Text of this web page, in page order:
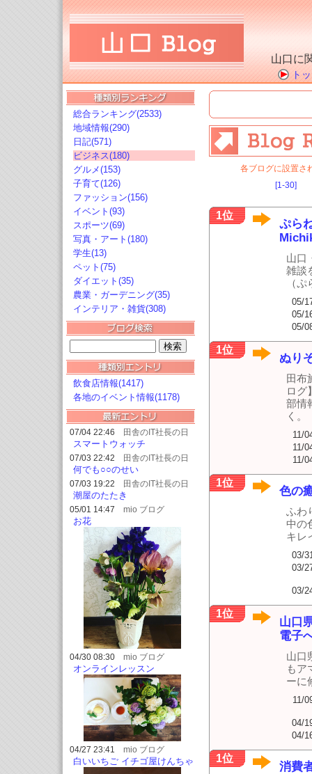
山口に
ト
総合ランキング(2533)
地域情報(290)
日記(571)
ビジネス(180)
グルメ(153)
子育て(126)
ファッション(156)
イベント(93)
スポーツ(69)
写真・アート(180)
学生(13)
ペット(75)
ダイエット(35)
農業・ガーデニング(35)
インテリア・雑貨(308)
飲食店情報(1417)
各地のイベント情報(1178)
07/04 22:46
田舎のIT社長の日
誌
スマートウォッチ
07/03 22:42
田舎のIT社長の日
誌
何でも○○のせい
07/03 19:22
田舎のIT社長の日
誌
潮屋のたたき
05/01 14:47 mio ブログ
お花
04/30 08:30 mio ブログ
オンラインレッスン
04/27 23:41 mio ブログ
白いいちご イチゴ屋けんちゃ
各ブログに設置さ
[1-30]
1位
ぷら
山口
雑談
（
05/
05/
05/
1位
ぬり
田布
ログ
部情
く。
11/
11/
11/
1位
色の
ふわ
中の
キレ
03/
03/
03/
1位
山口
電子
山口
もア
ーに
11/
04/
04/
1位
消費